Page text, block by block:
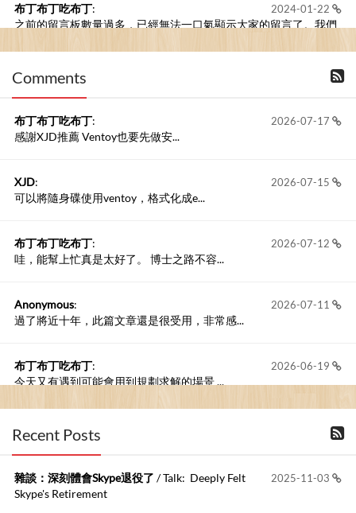
2024-01-22
布丁布丁吃布丁:
之前的留言板數量過多，已經無法一口氣顯示大家的留言了。我們
Comments
2026-07-17
布丁布丁吃布丁:
感謝XJD推薦 Ventoy也要先做安...
2026-07-15
XJD:
可以將隨身碟使用ventoy，格式化成e...
2026-07-12
布丁布丁吃布丁:
哇，能幫上忙真是太好了。 博士之路不容...
2026-07-11
Anonymous:
過了將近十年，此篇文章還是很受用，非常感...
2026-06-19
布丁布丁吃布丁:
今天又有遇到可能會用到規劃求解的場景 ...
2026-06-18
布丁布丁吃布丁
kage好像也可以下載整個網站 感謝分享
Anonymous:
https://github.com/t...
Recent Posts
2025-11-03
雜談：深刻體會Skype退役了 / Talk: Deeply Felt
Skype's Retirement